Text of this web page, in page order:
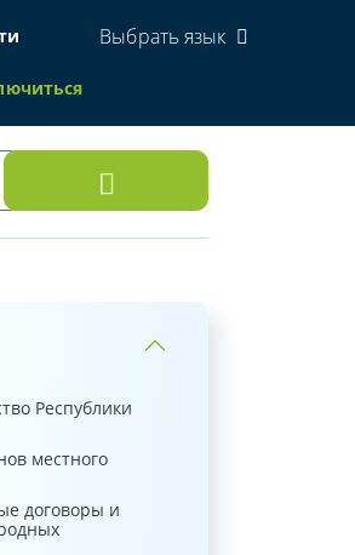
Выбрать язык
Республики
местного
договоры и